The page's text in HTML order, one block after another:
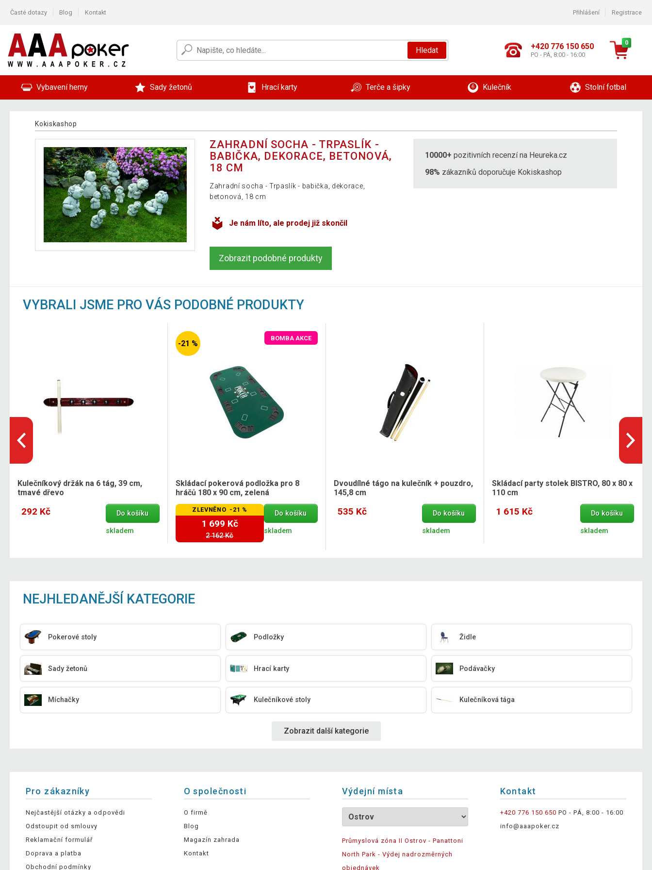
Časté dotazy Blog Kontakt Přihlášení Registrace
Hledat +420 776 150 650
PO - PÁ, 8:00 - 16:00
0
Vybavení herny Sady žetonů Hrací karty Terče a šipky Kulečník Stolní fotbal
Kokiskashop
ZAHRADNÍ SOCHA - TRPASLÍK -
BABIČKA, DEKORACE, BETONOVÁ,
18 CM
Zahradní socha - Trpaslík - babička, dekorace,
betonová, 18 cm
Je nám líto, ale prodej již skončil
Zobrazit podobné produkty
10000+ pozitivních recenzí na Heureka.cz
98% zákazníků doporučuje Kokiskashop
VYBRALI JSME PRO VÁS PODOBNÉ PRODUKTY
Kulečníkový držák na 6 tág, 39 cm,
tmavé dřevo
292 Kč Do košíku
skladem
-21 %
BOMBA AKCE
Skládací pokerová podložka pro 8
hráčů 180 x 90 cm, zelená
ZLEVNĚNO -21 %
1 699 Kč
2 162 Kč
Do košíku
skladem
Dvoudílné tágo na kulečník + pouzdro,
145,8 cm
535 Kč Do košíku
skladem
Skládací party stolek BISTRO, 80 x 80 x
110 cm
1 615 Kč Do košíku
skladem
NEJHLEDANĚJŠÍ KATEGORIE
Pokerové stoly Podložky Židle
Sady žetonů Hrací karty Podávačky
Míchačky Kulečníkové stoly Kulečníková tága
Zobrazit další kategorie
Pro zákazníky
Nejčastější otázky a odpovědi
Odstoupit od smlouvy
Reklamační formulář
Doprava a platba
Obchodní podmínky
O společnosti
O firmě
Blog
Magazín zahrada
Kontakt
Výdejní místa
Průmyslová zóna II Ostrov - Panattoni
North Park - Výdej nadrozměrných
objednávek
Kontakt
+420 776 150 650 PO - PÁ, 8:00 - 16:00
info@aaapoker.cz